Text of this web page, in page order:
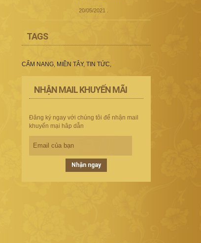
20/05/2021
TAGS
CẨM NANG, MIỀN TÂY, TIN TỨC
NHẬN MAIL KHUYẾN MÃI
Đăng ký ngay với chúng tôi để nhận mail
khuyến mại hâp dẫn
Nhận ngay